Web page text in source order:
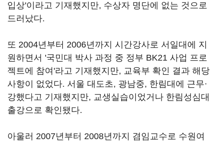
입상'이라고 기재했지만, 수상자 명단에 없는 것으로
드러났다.
또 2004년부터 2006년까지 시간강사로 서일대에 지
원하면서 '국민대 박사 과정 중 정부 BK21 사업 프로
젝트에 참여'라고 기재했지만, 교육부 확인 결과 해당
사항이 없었다. 서울 대도초, 광남중, 한림대에 근무·
강했다고 기재했지만, 교생실습이었거나 한림성심대
출강으로 확인됐다.
아울러 2007년부터 2008년까지 겸임교수로 수원여